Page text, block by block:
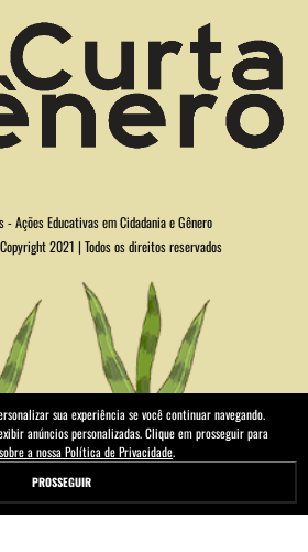
- Ações Educativas em Cidadania e Gênero
2021 | Todos os direitos reservados
sua experiência se você continuar navegando.
anúncios personalizadas. Clique em prosseguir para
a nossa Política de Privacidade.
PROSSEGUIR